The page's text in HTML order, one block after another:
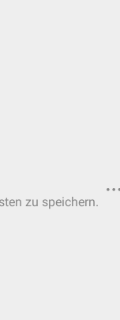
zu speichern.